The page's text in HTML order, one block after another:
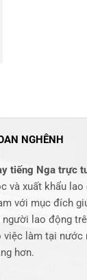
NGHÊNH
tiếng Nga trực
và xuất khẩu
với mục đích
người lao động
việc làm tại nước
hơn​.